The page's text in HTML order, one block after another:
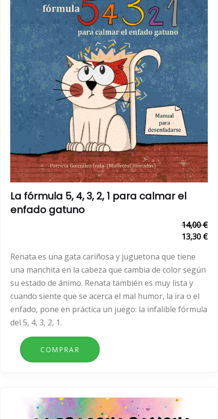
La fórmula 5, 4, 3, 2, 1 para calmar el
enfado gatuno
14,00 €
13,30 €
Renata es una gata cariñosa y juguetona que tiene
una manchita en la cabeza que cambia de color según
su estado de ánimo. Renata también es muy lista y
cuando siente que se acerca el mal humor, la ira o el
enfado, pone en práctica un juego: la infalible fórmula
del 5, 4, 3, 2, 1.